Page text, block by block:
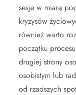
sesje w miarę
kryzysów
również warto
początku
drugiej strony
osobistym lub
od rzadszych